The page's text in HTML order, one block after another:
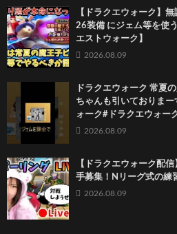
【ドラクエウォーク】
26装備 にジェム等を使
エストウォーク】
2026.08.09
ドラクエウォーク 常夏
ちゃんも引いておりま
ォーク#ドラクエウォー
2026.08.09
【ドラクエウォーク配
手募集！Nリーグ式の練
2026.08.09